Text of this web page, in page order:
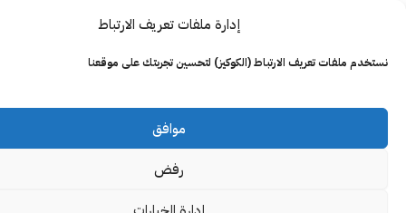
إدارة ملفات تعريف الارتباط
تعريف الارتباط (الكوكيز) لتحسين تجربتك على موقعنا